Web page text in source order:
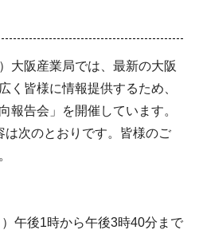
大阪産業局では、最新の大阪
く皆様に情報提供するため、
報告会」を開催しています。
次のとおりです。皆様のご
午後1時から午後3時40分まで